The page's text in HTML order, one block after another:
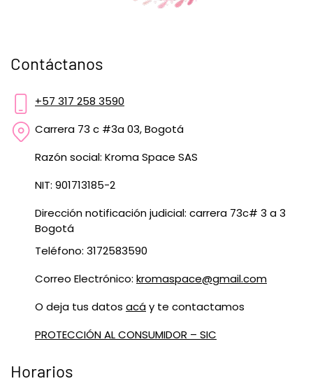
Contáctanos
+57 317 258 3590
Carrera 73 c #3a 03, Bogotá
Razón social: Kroma Space SAS
NIT: 901713185-2
Dirección notificación judicial: carrera 73c# 3 a 3
Bogotá
Teléfono: 3172583590
Correo Electrónico: kromaspace@gmail.com
O deja tus datos acáy te contactamos
PROTECCIÓN AL CONSUMIDOR – SIC
Horarios